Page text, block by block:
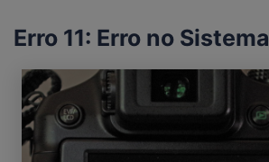
Erro 11: Erro no Sistema